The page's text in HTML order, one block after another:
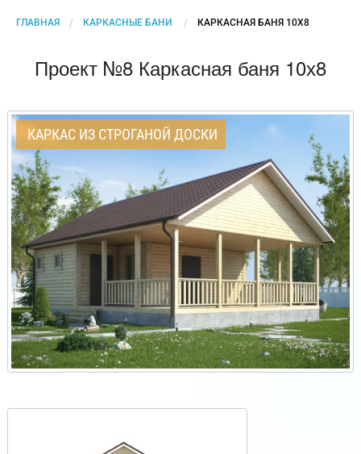
ГЛАВНАЯ КАРКАСНЫЕ БАНИ CURRENT:
КАРКАСНАЯ БАНЯ 10Х8
Проект №8 Каркасная баня 10х8
КАРКАС ИЗ СТРОГАНОЙ ДОСКИ